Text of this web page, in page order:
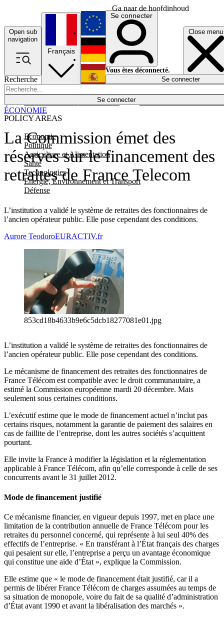
Ga naar de hoofdinhoud
Open sub
navigation
Close menu
Recherche
Se connecter
POLICY AREAS
Economie
Politique
Agriculture et Alimentation
Santé
Technologies
Energie, Environnement et Transport
Défense
Économie
Français
English
Deutsch
Español
Se connecter
Vous êtes déconnecté.
Se connecter
La Commission émet des
réserves sur le financement des
retraites de France Telecom
L’institution a validé le système de retraites des fonctionnaires de
l’ancien opérateur public. Elle pose cependant des conditions.
ÉCONOMIE
Aurore TeodoroEURACTIV.fr
853cd18b4633b9e6c5dcb18277081e01.jpg
L’institution a validé le système de retraites des fonctionnaires de
l’ancien opérateur public. Elle pose cependant des conditions.
Le mécanisme de financement des retraites des fonctionnaires de
France Télécom est compatible avec le droit communautaire, a
estimé la Commission européenne mardi 20 décembre. Mais
seulement sous certaines conditions.
L’exécutif estime que le mode de financement actuel n’inclut pas
certains risques, notamment la garantie de paiement des salaires en
cas de faillite de l’entreprise, dont les autres sociétés s’acquittent
pourtant.
Elle invite la France à modifier la législation et la réglementation
applicable à France Télécom, afin qu’elle corresponde à celle de ses
concurrents avant le 31 juillet 2012.
Mode de financement justifié
Ce mécanisme financier, en vigueur depuis 1997, met en place une
limitation de la contribution annuelle de France Télécom pour les
retraites du personnel concerné, qui représente à lui seul 40% des
effectifs de l’entreprise. « En transférant à l’État français des charges
qui pesaient sur elle, l’entreprise a perçu un avantage économique
qui constitue une aide d’État », explique la Commission.
Elle estime que « le mode de financement était justifié, car il a
permis de libérer France Télécom de charges assumées au temps de
sa situation de monopole, voire du fait de sa qualité d’administration
d’État avant 1990 et avant la libéralisation des marchés ».